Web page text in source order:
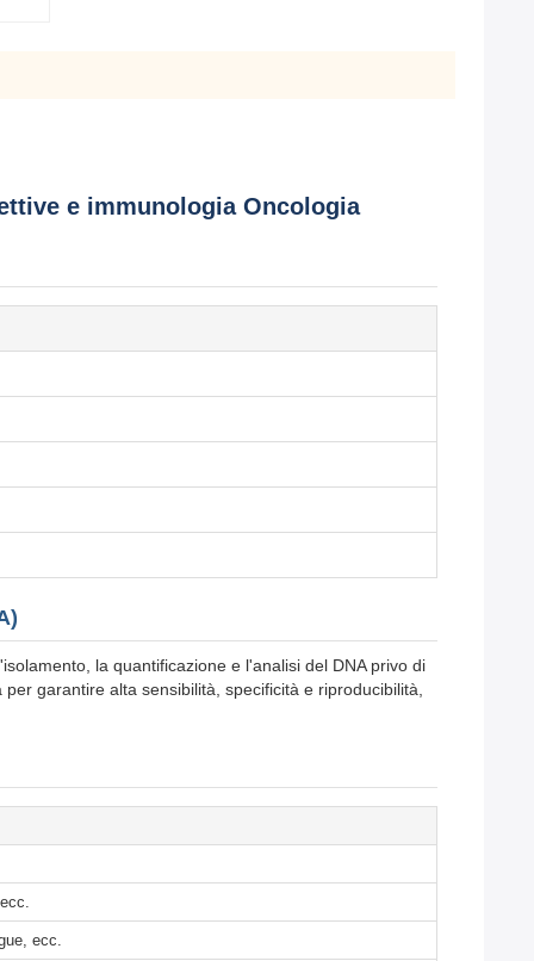
e immunologia Oncologia
la quantificazione e l'analisi del DNA privo di
garantire alta sensibilità, specificità e riproducibilità,
ecc.